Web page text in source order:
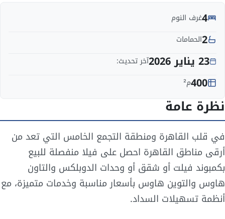
4غرف النوم
2الحمامات
23 يناير 2026 آخر تحديث:
400م²
نظرة عامة
في قلب القاهرة ومنطقة التجمع الخامس التي تعد من
أرقى مناطق القاهرة احصل على فيلا منفصلة للبيع
بكمبوند فيلت أو شقق أو وحدات الدوبلكس والتاون
هاوس والتوين هاوس بأسعار مناسبة وخدمات متميزة، مع
أنظمة تسهيلات السداد.